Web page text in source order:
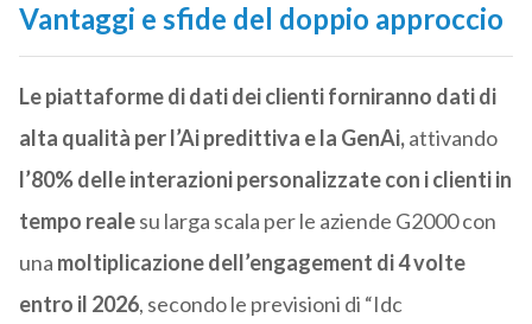
Vantaggi e sfide del doppio approccio
Le piattaforme di dati dei clienti forniranno dati di
alta qualità per l’Ai predittiva e la GenAi,attivando
l’80% delle interazioni personalizzate con i clienti in
tempo realesu larga scala per le aziende G2000 con
una moltiplicazione dell’engagement di 4 volte
entro il 2026, secondo le previsioni di “Idc